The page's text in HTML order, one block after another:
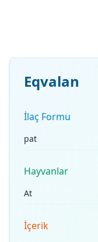
Eqvalan
İlaç Formu
pat
Hayvanlar
At
İçerik